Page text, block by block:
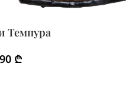
Темпура
₾